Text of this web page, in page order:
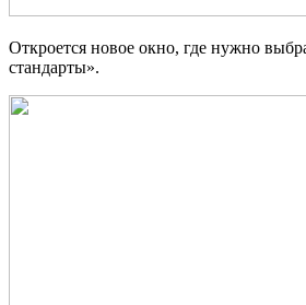
Откроется новое окно, где нужно
стандарты».